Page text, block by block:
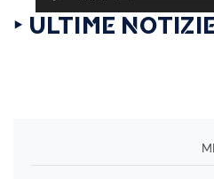
‣ ULTIME